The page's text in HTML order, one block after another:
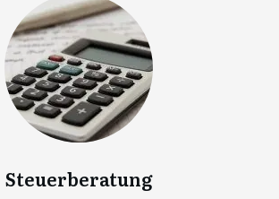
Steuerberatung